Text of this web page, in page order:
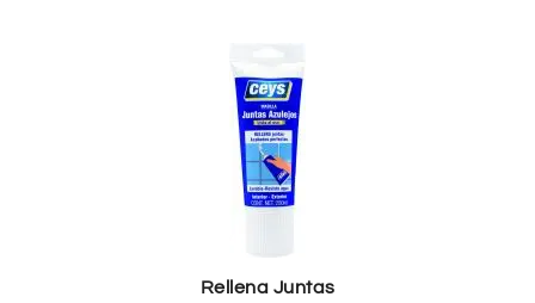
Rellena Juntas